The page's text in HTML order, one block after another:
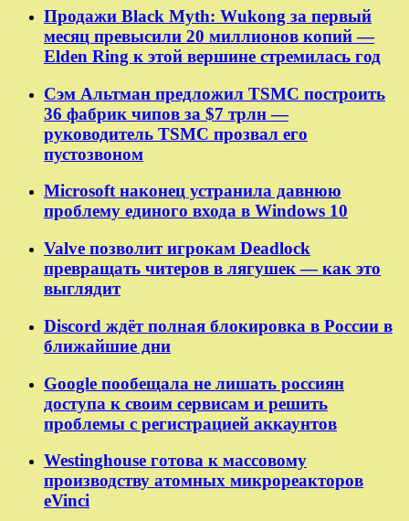
Продажи Black Myth: Wukong за первый
месяц превысили 20 миллионов копий —
Elden Ring к этой вершине стремилась год
Сэм Альтман предложил TSMC построить
36 фабрик чипов за $7 трлн —
руководитель TSMC прозвал его
пустозвоном
Microsoft наконец устранила давнюю
проблему единого входа в Windows 10
Valve позволит игрокам Deadlock
превращать читеров в лягушек — как это
выглядит
Discord ждёт полная блокировка в России в
ближайшие дни
Google пообещала не лишать россиян
доступа к своим сервисам и решить
проблемы с регистрацией аккаунтов
Westinghouse готова к массовому
производству атомных микрореакторов
eVinci